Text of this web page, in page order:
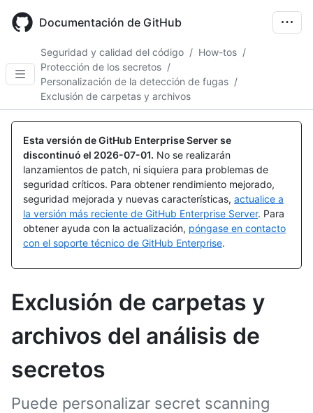
main
Documentación de GitHub
Seguridad y calidad del código / How-tos /
Protección de los secretos /
Personalización de la detección de fugas /
Exclusión de carpetas y archivos
Esta versión de GitHub Enterprise Server se
discontinuó el 2026-07-01. No se realizarán
lanzamientos de patch, ni siquiera para problemas de
seguridad críticos. Para obtener rendimiento mejorado,
seguridad mejorada y nuevas características, actualice a
la versión más reciente de GitHub Enterprise Server. Para
obtener ayuda con la actualización, póngase en contacto
con el soporte técnico de GitHub Enterprise.
Exclusión de carpetas y
archivos del análisis de
secretos
Puede personalizar secret scanning